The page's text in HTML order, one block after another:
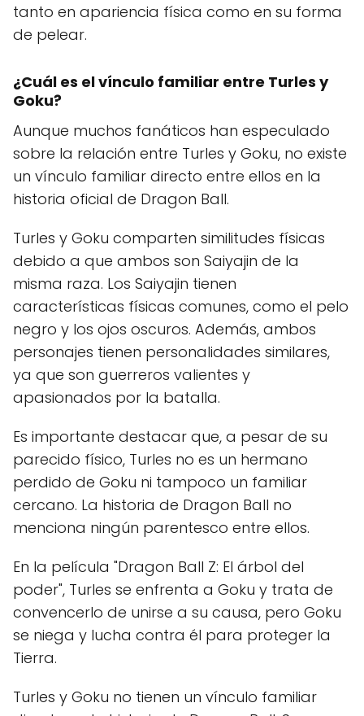
tanto en apariencia física como en su forma
de pelear.
¿Cuál es el vínculo familiar entre Turles y
Goku?
Aunque muchos fanáticos han especulado
sobre la relación entre Turles y Goku, no existe
un vínculo familiar directo entre ellos en la
historia oficial de Dragon Ball.
Turles y Goku comparten similitudes físicas
debido a que ambos son Saiyajin de la
misma raza. Los Saiyajin tienen
características físicas comunes, como el pelo
negro y los ojos oscuros. Además, ambos
personajes tienen personalidades similares,
ya que son guerreros valientes y
apasionados por la batalla.
Es importante destacar que, a pesar de su
parecido físico, Turles no es un hermano
perdido de Goku ni tampoco un familiar
cercano. La historia de Dragon Ball no
menciona ningún parentesco entre ellos.
En la película "Dragon Ball Z: El árbol del
poder", Turles se enfrenta a Goku y trata de
convencerlo de unirse a su causa, pero Goku
se niega y lucha contra él para proteger la
Tierra.
Turles y Goku no tienen un vínculo familiar